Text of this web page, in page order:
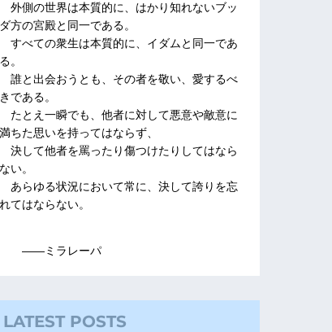
外側の世界は本質的に、はかり知れないブッ
ダ方の宮殿と同一である。
すべての衆生は本質的に、イダムと同一であ
る。
誰と出会おうとも、その者を敬い、愛するべ
きである。
たとえ一瞬でも、他者に対して悪意や敵意に
満ちた思いを持ってはならず、
決して他者を罵ったり傷つけたりしてはなら
ない。
あらゆる状況において常に、決して誇りを忘
れてはならない。
――ミラレーパ
LATEST POSTS